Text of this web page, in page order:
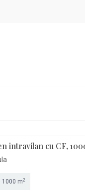
intravilan cu CF,
1000 m2